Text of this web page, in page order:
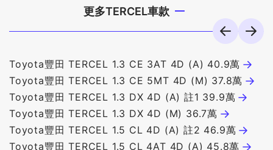
更多TERCEL車款
Toyota豐田 TERCEL 1.3 CE 3AT 4D (A) 40.9萬
Toyota豐田 TERCEL 1.3 CE 5MT 4D (M) 37.8萬
Toyota豐田 TERCEL 1.3 DX 4D (A) 註1 39.9萬
Toyota豐田 TERCEL 1.3 DX 4D (M) 36.7萬
Toyota豐田 TERCEL 1.5 CL 4D (A) 註2 46.9萬
Toyota豐田 TERCEL 1.5 CL 4AT 4D (A) 45.8萬